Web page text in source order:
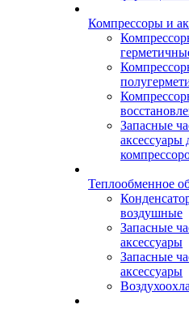
Компрессоры и
Запасные
аксессуары
Теплообменное
воздушные
Запасные
аксессуары
Запасные
аксессуары